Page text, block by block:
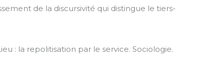
de la discursivité qui distingue le tiers-
: la repolitisation par le service. Sociologie.